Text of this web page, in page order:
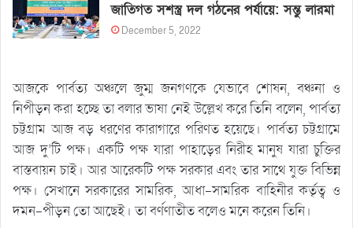
জাতিগত সশস্ত্র দল গঠনের পর্যায়ে: সন্তু লারমা
December 5, 2022
আজকে পার্বত্য অঞ্চলে জুম্ম জনগণকে যেভাবে শোষন, বঞ্চনা ও
নিপীড়ন করা হচ্ছে তা বলার ভাষা নেই উল্লেখ করে তিনি বলেন, পার্বত্য
চট্টগ্রাম আজ বড় ধরণের কারাগারে পরিণত হয়েছে। পার্বত্য চট্টগ্রামে
আজ দু’টি পক্ষ। একটি পক্ষ যারা পাহাড়ের নিরীহ মানুষ যারা চুক্তির
বাস্তবায়ন চাই। আর আরেকটি পক্ষ সরকার এবং তার সাথে যুক্ত বিভিন্ন
পক্ষ। সেখানে সরকারের সামরিক, আধা-সামরিক বাহিনীর কর্তৃত্ব ও
দমন-পীড়ন তো আছেই। তা বর্ণণাতীত বলেও মনে করেন তিনি।